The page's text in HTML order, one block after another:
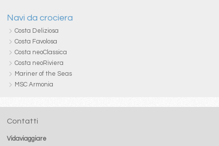
Navi da crociera
Costa Deliziosa
Costa Favolosa
Costa neoClassica
Costa neoRiviera
Mariner of the Seas
MSC Armonia
Contatti
Vidaviaggiare